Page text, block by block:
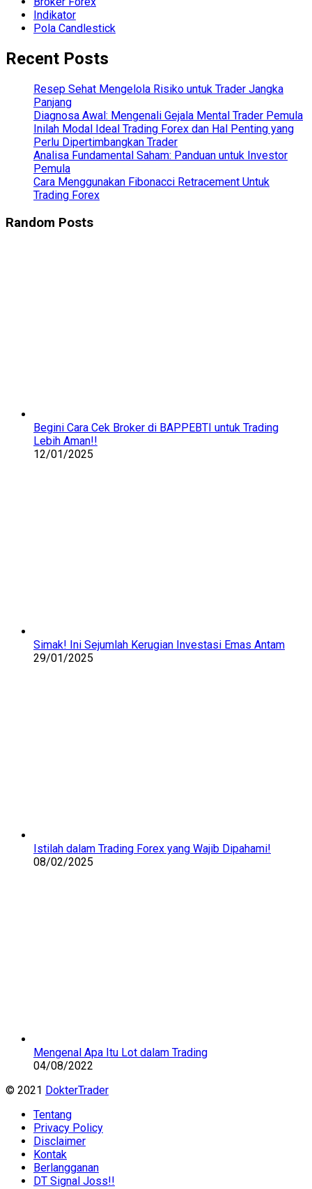
Indikator
Pola Candlestick
Recent Posts
Resep Sehat Mengelola Risiko untuk Trader Jangka
Panjang
Diagnosa Awal: Mengenali Gejala Mental Trader Pemula
Inilah Modal Ideal Trading Forex dan Hal Penting yang
Perlu Dipertimbangkan Trader
Analisa Fundamental Saham: Panduan untuk Investor
Pemula
Cara Menggunakan Fibonacci Retracement Untuk
Trading Forex
Random Posts
Begini Cara Cek Broker di BAPPEBTI untuk Trading
Lebih Aman!!
12/01/2025
Simak! Ini Sejumlah Kerugian Investasi Emas Antam
29/01/2025
Istilah dalam Trading Forex yang Wajib Dipahami!
08/02/2025
Mengenal Apa Itu Lot dalam Trading
04/08/2022
© 2021 DokterTrader
Tentang
Privacy Policy
Disclaimer
Kontak
Berlangganan
DT Signal Joss!!